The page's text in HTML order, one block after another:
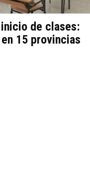
de clases:
15 provincias